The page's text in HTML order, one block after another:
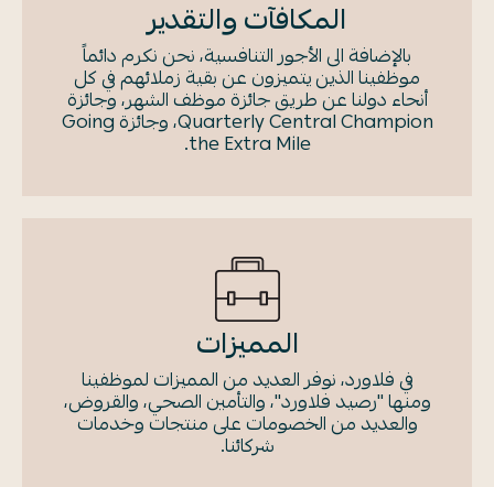
المكافآت والتقدير
بالإضافة الى الأجور التنافسية، نحن نكرم دائماً
موظفينا الذين يتميزون عن بقية زملائهم في كل
أنحاء دولنا عن طريق جائزة موظف الشهر، وجائزة
Quarterly Central Champion، وجائزة Going
the Extra Mile.
المميزات
في فلاورد، نوفر العديد من المميزات لموظفينا
ومنها "رصيد فلاورد"، والتأمين الصحي، والقروض،
والعديد من الخصومات على منتجات وخدمات
شركائنا.